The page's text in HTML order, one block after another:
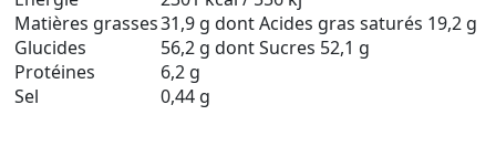
Matières grasses31,9 g dont Acides gras saturés 19,2 g
Glucides
56,2 g dont Sucres 52,1 g
Protéines
6,2 g
Sel
0,44 g